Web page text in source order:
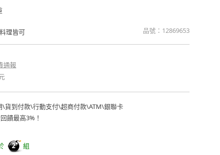
理皆可
品號： 12869653
通報
\貨到付款\行動支付\超商付款\ATM\銀聯卡
饋最高3%！
2
組